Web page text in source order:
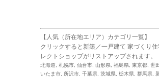
【人気（所在地エリア）カテゴリ一覧】
クリックすると新築／一戸建て 家づくり
レクトショップがリストアップされます。
北海道 札幌市 仙台市 山形県 福島県 東京都 世
いたま市
所沢市 千葉県 茨城県 栃木県 群馬県